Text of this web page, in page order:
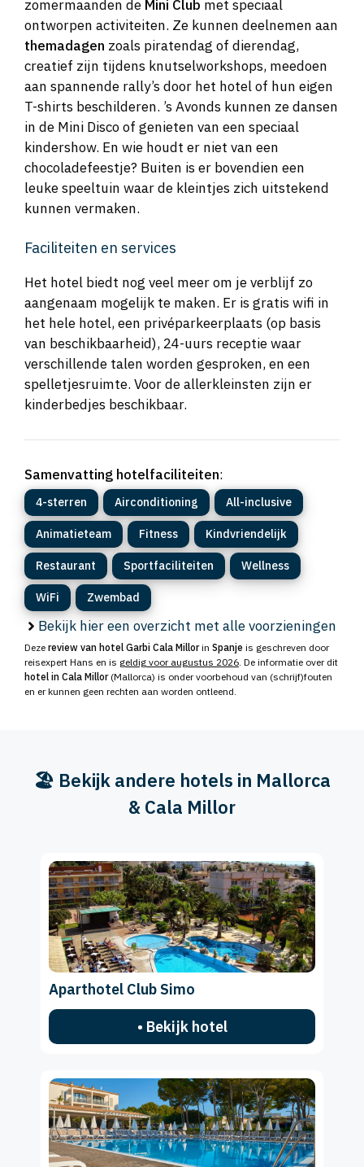
zomermaanden de Mini Club met speciaal
ontworpen activiteiten. Ze kunnen deelnemen aan
themadagen zoals piratendag of dierendag,
creatief zijn tijdens knutselworkshops, meedoen
aan spannende rally’s door het hotel of hun eigen
T-shirts beschilderen. ’s Avonds kunnen ze dansen
in de Mini Disco of genieten van een speciaal
kindershow. En wie houdt er niet van een
chocoladefeestje? Buiten is er bovendien een
leuke speeltuin waar de kleintjes zich uitstekend
kunnen vermaken.
Faciliteiten en services
Het hotel biedt nog veel meer om je verblijf zo
aangenaam mogelijk te maken. Er is gratis wifi in
het hele hotel, een privéparkeerplaats (op basis
van beschikbaarheid), 24-uurs receptie waar
verschillende talen worden gesproken, en een
spelletjesruimte. Voor de allerkleinsten zijn er
kinderbedjes beschikbaar.
Samenvatting hotelfaciliteiten:
4-sterren Airconditioning All-inclusive
Animatieteam Fitness Kindvriendelijk
Restaurant Sportfaciliteiten Wellness
WiFi Zwembad
Bekijk hier een overzicht met alle voorzieningen
Deze review van hotel Garbi Cala Millorin Spanje is geschreven door
reisexpert Hans en is geldig voor augustus 2026. De informatie over dit
hotel in Cala Millor(Mallorca) is onder voorbehoud van (schrijf)fouten
en er kunnen geen rechten aan worden ontleend.
🏖️ Bekijk andere hotels in Mallorca
& Cala Millor
Aparthotel Club Simo
• Bekijk hotel